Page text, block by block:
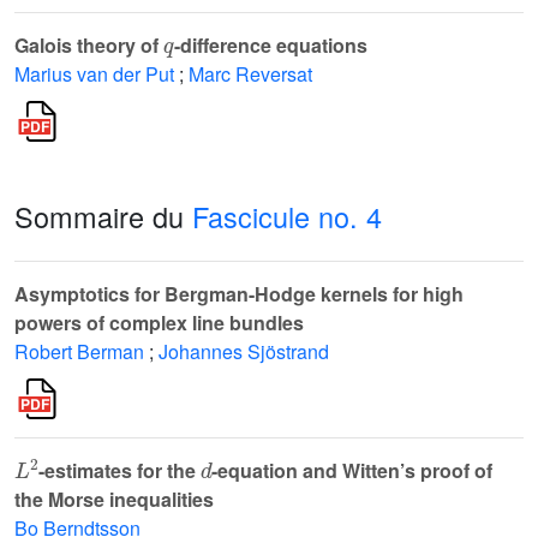
Galois theory of -difference equations
Marius van der Put ; Marc Reversat
Sommaire du Fascicule no. 4
Asymptotics for Bergman-Hodge kernels for high
powers of complex line bundles
Robert Berman ; Johannes Sjöstrand
2
-estimates for the -equation and Witten’s proof of
the Morse inequalities
Bo Berndtsson